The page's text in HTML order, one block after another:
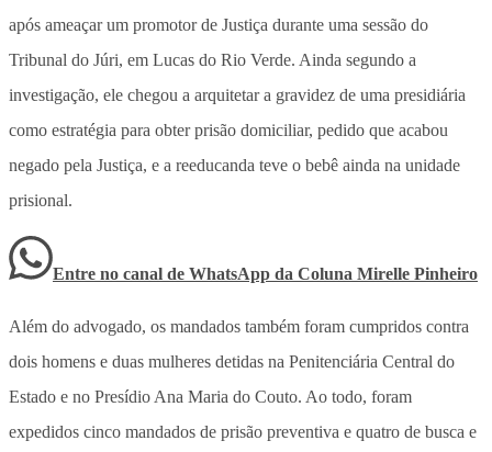
após ameaçar um promotor de Justiça durante uma sessão do
Tribunal do Júri, em Lucas do Rio Verde. Ainda segundo a
investigação, ele chegou a arquitetar a gravidez de uma presidiária
como estratégia para obter prisão domiciliar, pedido que acabou
negado pela Justiça, e a reeducanda teve o bebê ainda na unidade
prisional.
Entre no canal de WhatsApp da Coluna Mirelle Pinheiro
Além do advogado, os mandados também foram cumpridos contra
dois homens e duas mulheres detidas na Penitenciária Central do
Estado e no Presídio Ana Maria do Couto. Ao todo, foram
expedidos cinco mandados de prisão preventiva e quatro de busca e